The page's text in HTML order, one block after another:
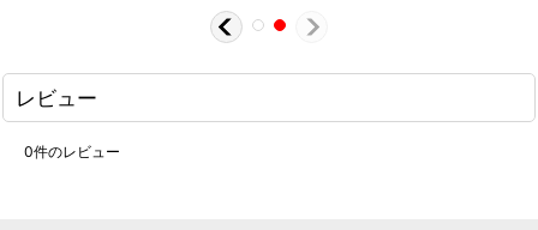
レビュー
0件のレビュー